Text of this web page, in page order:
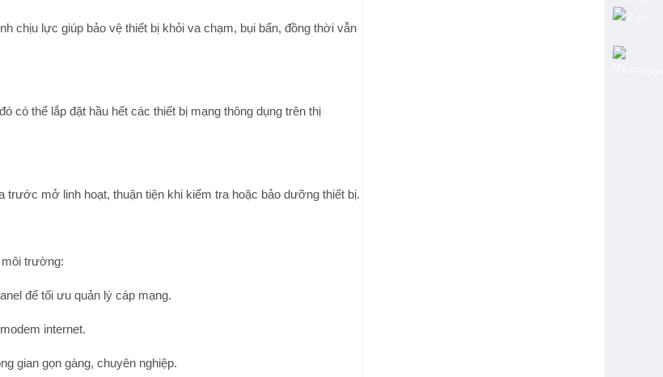
chịu lực giúp bảo vệ thiết bị khỏi va chạm, bụi bẩn, đồng thời vẫn
có thể lắp đặt hầu hết các thiết bị mạng thông dụng trên thị
mở linh hoạt, thuận tiện khi kiểm tra hoặc bảo dưỡng thiết bị.
trường:
để tối ưu quản lý cáp mạng.
internet.
gian gọn gàng, chuyên nghiệp.